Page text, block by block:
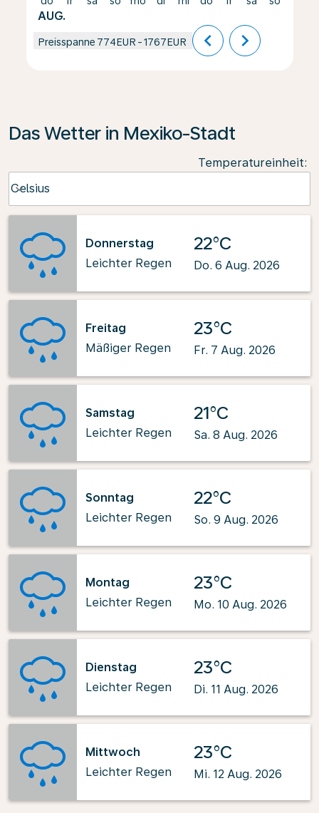
AUG.
Preisspanne 774EUR -1767EUR chevron_left chevron_right
Das Wetter in Mexiko-Stadt
Temperatureinheit:
Celsius
keyboard_arrow_down
Donnerstag
Leichter Regen
22°C
Do. 6 Aug. 2026
Freitag
Mäßiger Regen
23°C
Fr. 7 Aug. 2026
Samstag
Leichter Regen
21°C
Sa. 8 Aug. 2026
Sonntag
Leichter Regen
22°C
So. 9 Aug. 2026
Montag
Leichter Regen
23°C
Mo. 10 Aug. 2026
Dienstag
Leichter Regen
23°C
Di. 11 Aug. 2026
Mittwoch
Leichter Regen
23°C
Mi. 12 Aug. 2026